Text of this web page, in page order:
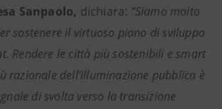
Sanpaolo, dichiara: “Siamo molto
sostenere il virtuoso piano di sviluppo
Rendere le città più sostenibili e smart
razionale dell’illuminazione pubblica è
di svolta verso la transizione